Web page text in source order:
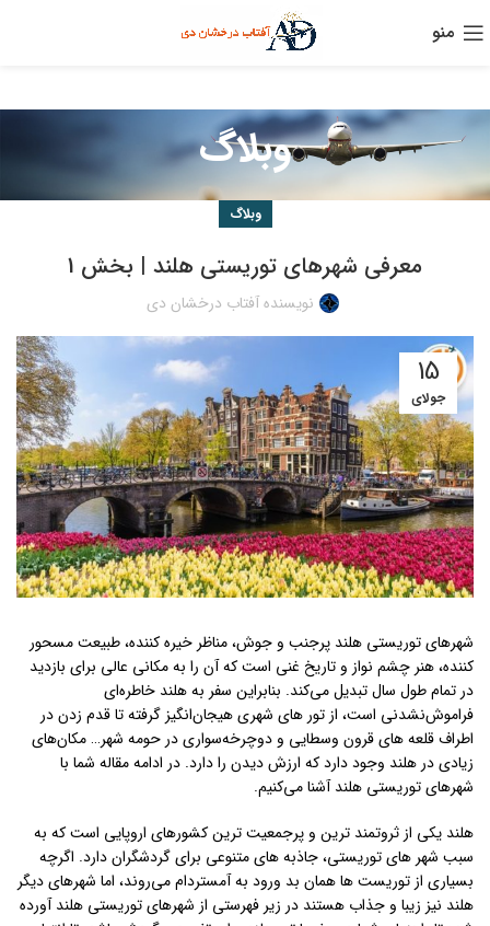
منو
وبلاگ
وبلاگ
معرفی شهرهای توریستی هلند | بخش 1
نویسنده آفتاب درخشان دی
15
جولای
شهرهای توریستی هلند پرجنب‌ و جوش، مناظر خیره‌ کننده، طبیعت مسحور
کننده، هنر چشم‌ نواز و تاریخ غنی است که آن را به مکانی عالی برای بازدید
در تمام طول سال تبدیل می‌کند. بنابراین سفر به هلند خاطره‌ای
فراموش‌نشدنی است، از تور های شهری هیجان‌انگیز گرفته تا قدم زدن در
اطراف قلعه‌ های قرون‌ وسطایی و دوچرخه‌سواری در حومه شهر… مکان‌های
زیادی در هلند وجود دارد که ارزش دیدن را دارد. در ادامه مقاله شما با
شهرهای توریستی هلند آشنا می‌کنیم.
هلند یکی از ثروتمند ترین و پرجمعیت‌ ترین کشورهای اروپایی است که به
سبب شهر های توریستی، جاذبه‌ های متنوعی برای گردشگران دارد. اگرچه
بسیاری از توریست‌ ها همان بد ورود به آمستردام می‌روند، اما شهرهای دیگر
هلند نیز زیبا و جذاب هستند در زیر فهرستی از شهرهای توریستی هلند آورده